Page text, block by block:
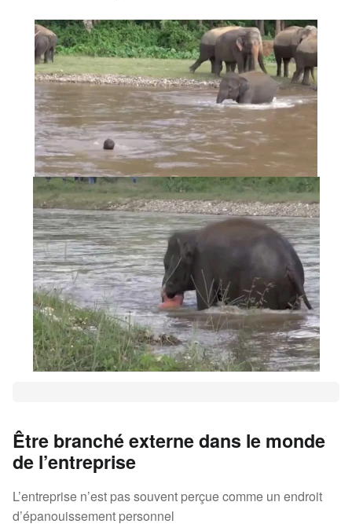
Être branché externe dans le monde
de l’entreprise
L’entreprise n’est pas souvent perçue comme un endroit
d’épanouissement personnel